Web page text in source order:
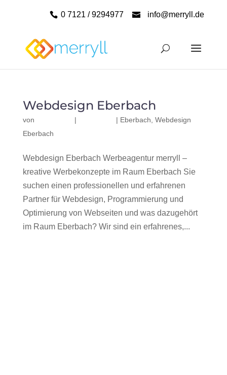
0 7121 / 9294977 info@merryll.de
Webdesign Eberbach
von | | Eberbach Webdesign
Eberbach
Webdesign Eberbach Werbeagentur merryll –
kreative Werbekonzepte im Raum Eberbach Sie
suchen einen professionellen und erfahrenen
Partner für Webdesign, Programmierung und
Optimierung von Webseiten und was dazugehört
im Raum Eberbach? Wir sind ein erfahrenes,...